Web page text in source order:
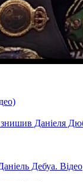
Дебуа. Відео